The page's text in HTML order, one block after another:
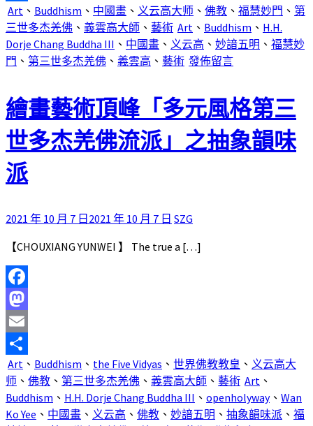
分
享
Art 、 Buddhism 、 中國畫 、 义云高大师 、 佛教 、 福慧妙門 、 第
三世多杰羌佛 、 義雲高大師 、 藝術 Art 、 Buddhism 、 H.H.
Dorje Chang Buddha III 、 中國畫 、 义云高 、 妙諳五明 、 福慧妙
門 、 第三世多杰羌佛 、 義雲高 、 藝術 發佈留言
繪畫藝術頂峰「多元風格第三
世多杰羌佛流派」之抽象韻味
派
2021 年 10 月 7 日 2021 年 10 月 7 日 SZG
【CHOUXIANG YUNWEI 】 The true a […]
Facebook
Mastodon
Email
分
享
Art 、 Buddhism 、 the Five Vidyas 、 世界佛教教皇 、 义云高大
师 、 佛教 、 第三世多杰羌佛 、 義雲高大師 、 藝術 Art 、
Buddhism 、 H.H. Dorje Chang Buddha III 、 openholyway、 Wan
Ko Yee 、 中國畫 、 义云高 、 佛教 、 妙諳五明 、 抽象韻味派 、 福